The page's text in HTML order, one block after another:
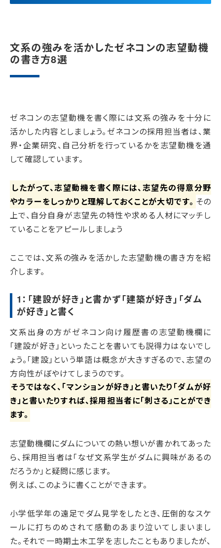
文系の強みを活かしたゼネコンの志望動機
の書き方8選
ゼネコンの志望動機を書く際には文系の強みを十分に
活かした内容としましょう。ゼネコンの採用担当者は、業
界・企業研究、自己分析を行っているかを志望動機を通
して確認しています。
したがって、志望動機を書く際には、志望先の得意分野
やカラーをしっかりと理解しておくことが大切です。 その
上で、自分自身が志望先の特性や求める人材にマッチし
ていることをアピールしましょう
ここでは、文系の強みを活かした志望動機の書き方を紹
介します。
1：「建設が好き」と書かず「建築が好き」「ダム
が好き」と書く
文系出身の方がゼネコン向け履歴書の志望動機欄に
「建設が好き」といったことを書いても説得力はないでし
ょう。「建設」という単語は概念が大きすぎるので、志望の
方向性がぼやけてしまうのです。
そうではなく、「マンションが好き」と書いたり「ダムが好
き」と書いたりすれば、採用担当者に「刺さる」ことができ
ます。
志望動機欄にダムについての熱い想いが書かれてあった
ら、採用担当者は「なぜ文系学生がダムに興味があるの
だろうか」と疑問に感じます。
例えば、このように書くことができます。
小学低学年の遠足でダム見学をしたとき、圧倒的なスケ
ールに打ちのめされて感動のあまり泣いてしまいまし
た。それで一時期土木工学を志したこともありましたが、